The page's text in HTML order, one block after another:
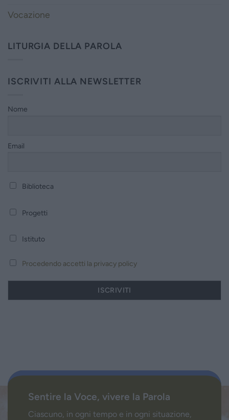
Vocazione
LITURGIA DELLA PAROLA
ISCRIVITI ALLA NEWSLETTER
Nome
Email
Biblioteca
Progetti
Istituto
Procedendo accetti la privacy policy
Sentire la Voce, vivere la Parola
Ciascuno, in ogni tempo e in ogni situazione,